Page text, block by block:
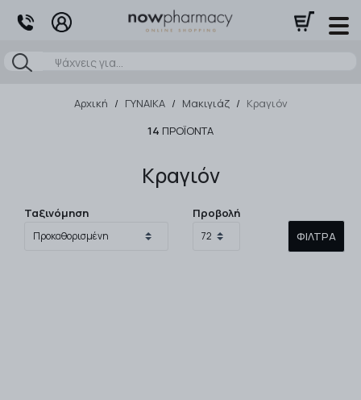
Αναζήτηση
Αρχική / ΓΥΝΑΙΚΑ / Μακιγιάζ / Κραγιόν
14 ΠΡΟΪΌΝΤΑ
Κραγιόν
Ταξινόμηση
Προβολή
ΦΊΛΤΡΑ